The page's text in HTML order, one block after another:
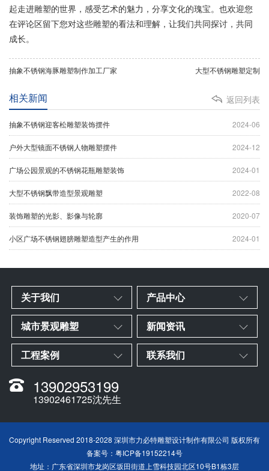
起走进雕塑的世界，感受艺术的魅力，分享文化的瑰宝。也欢迎您
在评论区留下您对这些雕塑的看法和理解，让我们共同探讨，共同
成长。
抽象不锈钢海豚雕塑制作加工厂家 大型不锈钢雕塑定制
返回列表
相关新闻
2024-06
抽象不锈钢迎客松雕塑装饰摆件
2024-12
户外大型镜面不锈钢人物雕塑摆件
2024-01
广场公园景观的不锈钢花瓶雕塑装饰
2022-08
大型不锈钢飘带造型景观雕塑
2020-07
装饰雕塑的光影、影像与轮廓
2024-01
小区广场不锈钢翅膀雕塑造型产生的作用
关于我们 产品中心
城市景观雕塑 新闻资讯
工程案例 联系我们
13902953199
13902461725沈先生
Copyright Reserved 2018-2028 深圳市力必特雕塑设计制作有限公司 版权所有
备案号： 粤ICP备19152214号
地址：广东省深圳市龙岗区坂田街道上雪科技园北区10号B1栋3层